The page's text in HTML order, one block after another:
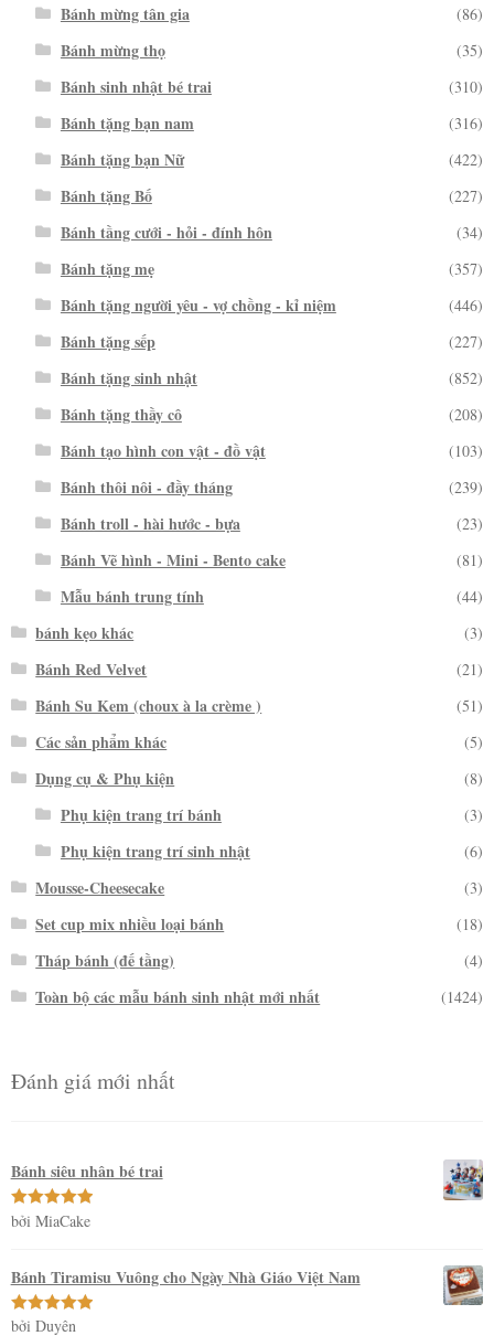
Bánh mừng tân gia (86)
Bánh mừng thọ (35)
Bánh sinh nhật bé trai (310)
Bánh tặng bạn nam (316)
Bánh tặng bạn Nữ (422)
Bánh tặng Bố (227)
Bánh tầng cưới - hỏi - đính hôn (34)
Bánh tặng mẹ (357)
Bánh tặng người yêu - vợ chồng - kỉ niệm (446)
Bánh tặng sếp (227)
Bánh tặng sinh nhật (852)
Bánh tặng thầy cô (208)
Bánh tạo hình con vật - đồ vật (103)
Bánh thôi nôi - đầy tháng (239)
Bánh troll - hài hước - bựa (23)
Bánh Vẽ hình - Mini - Bento cake (81)
Mẫu bánh trung tính (44)
bánh kẹo khác (3)
Bánh Red Velvet (21)
Bánh Su Kem (choux à la crème ) (51)
Các sản phẩm khác (5)
Dụng cụ & Phụ kiện (8)
Phụ kiện trang trí bánh (3)
Phụ kiện trang trí sinh nhật (6)
Mousse-Cheesecake (3)
Set cup mix nhiều loại bánh (18)
Tháp bánh (đế tầng) (4)
Toàn bộ các mẫu bánh sinh nhật mới nhất (1424)
Đánh giá mới nhất
Bánh siêu nhân bé trai
Được xếp
bởi MiaCake
Bánh Tiramisu Vuông cho Ngày Nhà Giáo Việt Nam
Được xếp
bởi Duyên